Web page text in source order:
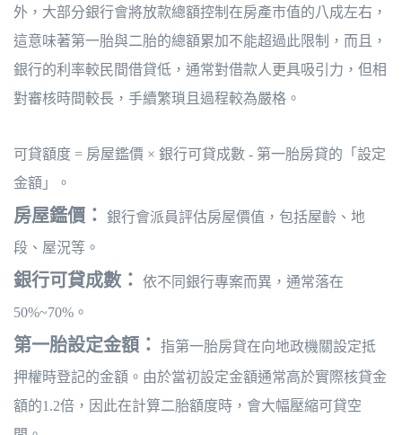
外，大部分銀行會將放款總額控制在房產市值的八成左右，
這意味著第一胎與二胎的總額累加不能超過此限制，而且，
銀行的利率較民間借貸低，通常對借款人更具吸引力，但相
對審核時間較長，手續繁瑣且過程較為嚴格。
可貸額度 = 房屋鑑價 × 銀行可貸成數 - 第一胎房貸的「設定
金額」。
房屋鑑價：
銀行會派員評估房屋價值，包括屋齡、地
段、屋況等。
銀行可貸成數：
依不同銀行專案而異，通常落在
50%~70%。
第一胎設定金額：
指第一胎房貸在向地政機關設定抵
押權時登記的金額。由於當初設定金額通常高於實際核貸金
額的1.2倍，因此在計算二胎額度時，會大幅壓縮可貸空